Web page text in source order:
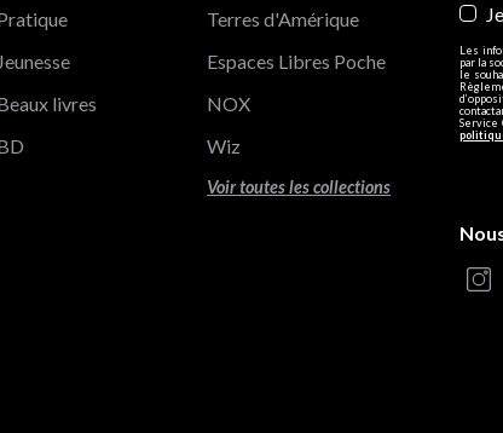
Les
par la
le
Service
Jeunesse
livres
Terres d'Amérique
Espaces Libres Poche
NOX
Wiz
Voir toutes les collections